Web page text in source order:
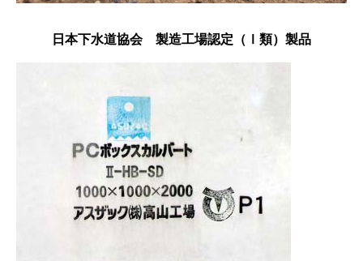
日本下水道協会 製造工場認定（Ⅰ類）製品